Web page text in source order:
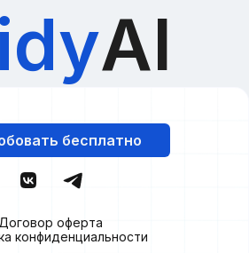
AI
бесплатно
Договор оферта
конфиденциальности